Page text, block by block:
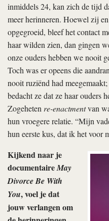
inmiddels 24, kan zich de tijd
meer herinneren. Hoewel zij
opgegroeid, bleef het contact
haar wilden zien, dan gingen
onze ouders hebben we nooit
Toch was er opeens die
nooit ruziënd had
bedacht ze dat ze haar ouders
Zogehetenre-enactmentvan
hun vroegere relatie. “Mijn
hun eerste kus, dat ik het voor
Kijkend naar je
documentaireMay
Divorce Be With
You, voel je dat
jouw verlangen om